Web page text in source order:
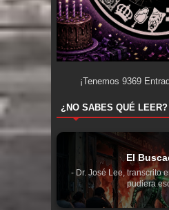
¡Tenemos 9369
¿NO SABES QUÉ LEER?
El
- Dr. José Lee, transcrito
pudiera